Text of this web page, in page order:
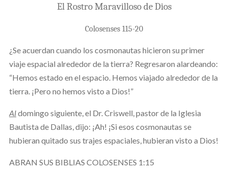
El Rostro Maravilloso de Dios
Colosenses 115-20
¿Se acuerdan cuando los cosmonautas hicieron su primer
viaje espacial alrededor de la tierra? Regresaron alardeando:
“Hemos estado en el espacio. Hemos viajado alrededor de la
tierra. ¡Pero no hemos visto a Dios!”
Aldomingo siguiente, el Dr. Criswell, pastor de la Iglesia
Bautista de Dallas, dijo: ¡Ah! ¡Si esos cosmonautas se
hubieran quitado sus trajes espaciales, hubieran visto a Dios!
ABRAN SUS BIBLIAS COLOSENSES 1:15